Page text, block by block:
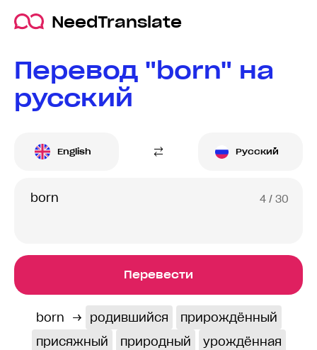
NeedTranslate
Перевод "born" на
русский
English Русский
4 / 30
Перевести
born → родившийся
прирождённый
присяжный
природный урождённая